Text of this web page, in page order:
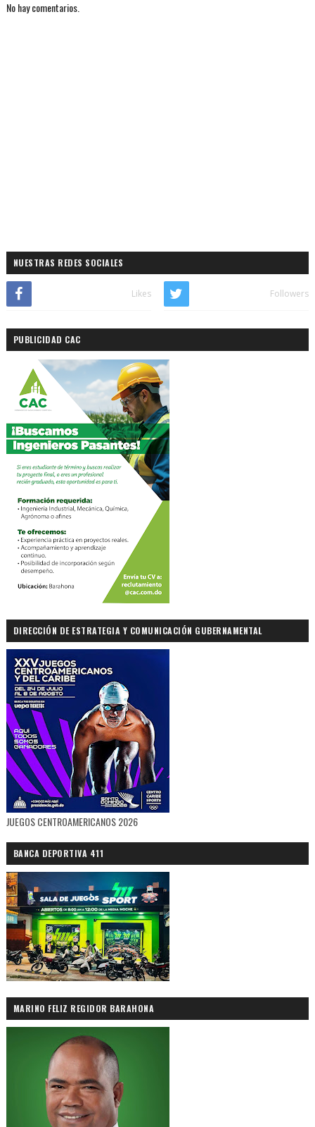
No hay comentarios.
NUESTRAS REDES SOCIALES
Likes Followers
PUBLICIDAD CAC
DIRECCIÓN DE ESTRATEGIA Y COMUNICACIÓN GUBERNAMENTAL
JUEGOS CENTROAMERICANOS 2026
BANCA DEPORTIVA 411
MARINO FELIZ REGIDOR BARAHONA